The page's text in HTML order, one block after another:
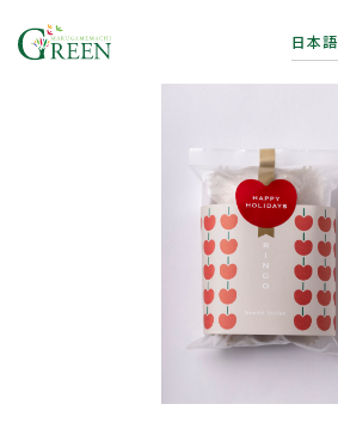
日本語